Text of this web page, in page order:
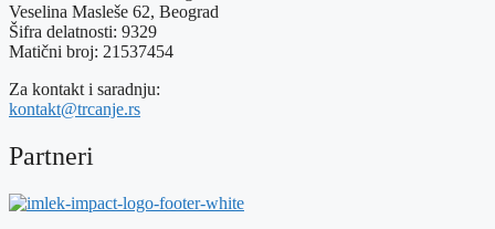
Veselina Masleše 62, Beograd
Šifra delatnosti: 9329
Matični broj: 21537454
Za kontakt i saradnju:
kontakt@trcanje.rs
Partneri